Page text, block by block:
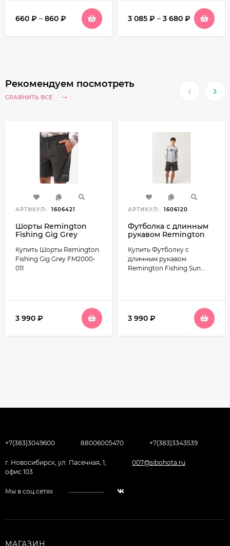
660 ₽ – 860 ₽ 3 085 ₽ – 3 680 ₽
Рекомендуем посмотреть
СРАВНИТЬ ВСЕ
АРТИКУЛ: 1606421
Шорты Remington
Fishing Gig Grey
Купить Шорты Remington
Fishing Gig Grey FM2000-
011
3 990 ₽
АРТИКУЛ: 1606120
Футболка с длинным
рукавом Remington
Mosquito Protection
Style 5 FM2001-111
Купить Футболку с
длинным рукавом
Remington Fishing Sun...
3 990 ₽
+7(383)3049600 88006005470 +7(383)3343539
г. Новосибирск, ул. Пасечная, 1,
офис 103
007@sibohota.ru
Мы в соц.сетях